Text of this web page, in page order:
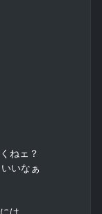
ねェ？
いなぁ
は